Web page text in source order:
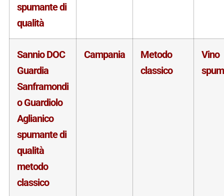
spumante di
qualità
Sannio DOC
Guardia
Sanframondi
o Guardiolo
Aglianico
spumante di
qualità
metodo
classico
Campania
Metodo
classico
Vino